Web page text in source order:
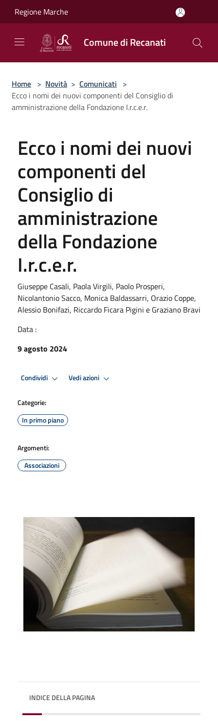
Regione Marche
Comune di Recanati
Home > Novità > Comunicati >
Ecco i nomi dei nuovi componenti del Consiglio di
amministrazione della Fondazione I.r.c.e.r.
Ecco i nomi dei nuovi
componenti del
Consiglio di
amministrazione
della Fondazione
I.r.c.e.r.
Giuseppe Casali, Paola Virgili, Paolo Prosperi,
Nicolantonio Sacco, Monica Baldassarri, Orazio Coppe,
Alessio Bonifazi, Riccardo Ficara Pigini e Graziano Bravi
Data :
9 agosto 2024
Condividi Vedi azioni
Categorie:
In primo piano
Argomenti:
Associazioni
INDICE DELLA PAGINA